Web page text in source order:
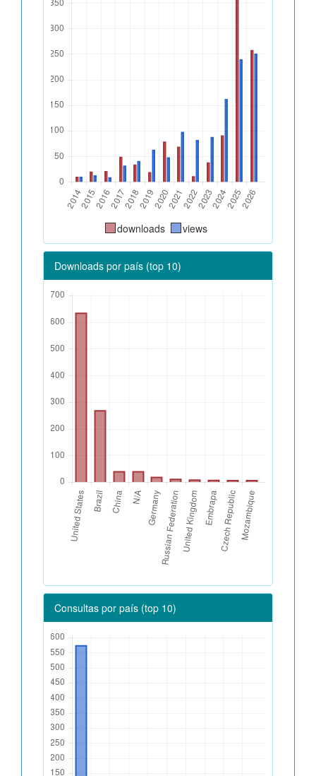
downloads views
Downloads por país (top 10)
Consultas por país (top 10)